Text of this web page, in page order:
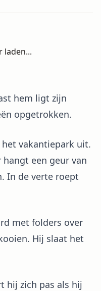
laden...
hem ligt zijn
opgetrokken.
vakantiepark uit.
hangt een geur van
In de verte roept
met folders over
Hij slaat het
hij zich pas als hij